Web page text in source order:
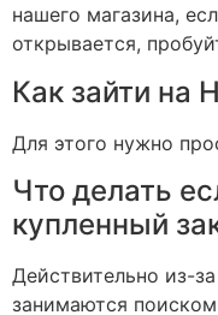
нашего магазина,
открывается,
Как зайти на
Для этого нужно
Что делать
купленный
Действительно из-
занимаются